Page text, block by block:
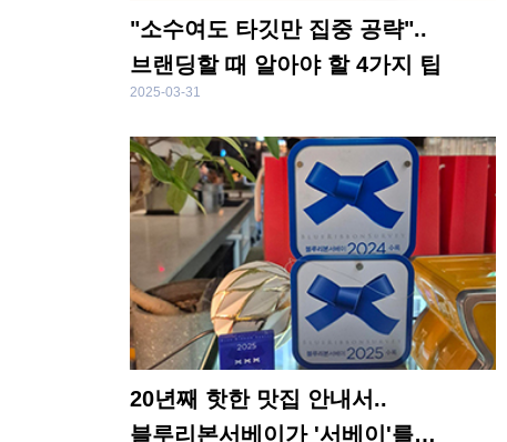
"소수여도 타깃만 집중 공략"..
브랜딩할 때 알아야 할 4가지 팁
2025-03-31
20년째 핫한 맛집 안내서..
블루리본서베이가 '서베이'를